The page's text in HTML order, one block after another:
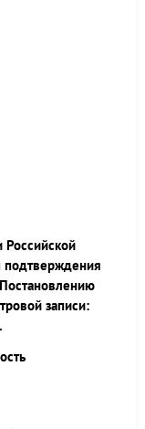
Российской
подтверждения
записи: